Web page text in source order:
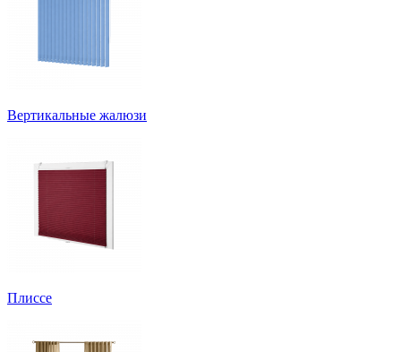
Вертикальные жалюзи
Плиссе